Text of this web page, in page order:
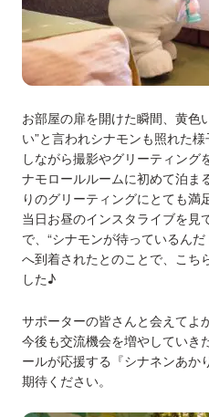
お部屋の扉を開けた瞬間、黄色
い”と言われシナモンも照れた
しながら撮影やグリーティング
ナモロールルームに初めて泊ま
りのグリーティングにとても満
当日お昼のインスタライブを見
で、“シナモンが待っているん
へ到着されたとのことで、こち
した♪
サポーターの皆さんと会えてよ
今後も交流機会を増やしていき
ールが応援する『シナネンあか
期待ください。